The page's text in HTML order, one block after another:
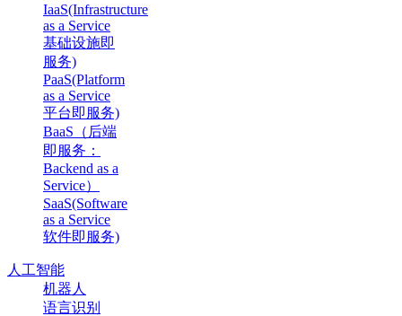
IaaS(Infrastructure
as a Service
基础设施即
服务)
PaaS(Platform
as a Service
平台即服务)
BaaS（后端
即服务：
Backend as a
Service）
SaaS(Software
as a Service
软件即服务)
人工智能
机器人
语言识别